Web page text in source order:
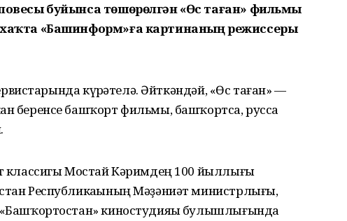
буйынса төшөрөлгән «Өс таған» фильмы
«Башинформ»ға картинаның режиссеры
күрһәтелә. Әйткәндәй, «Өс таған» —
беренсе башҡорт фильмы, башҡортса, русса
классигы Мостай Кәримдең 100 йыллығы
Республикаһының Мәҙәниәт министрлығы,
киностудияһы булышлығында